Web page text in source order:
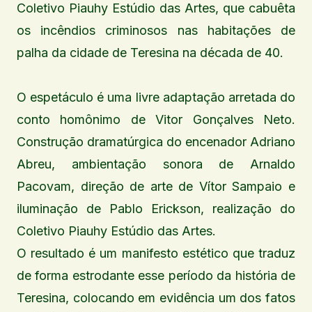
Coletivo Piauhy Estúdio das Artes, que cabuêta
os incêndios criminosos nas habitações de
palha da cidade de Teresina na década de 40.
O espetáculo é uma livre adaptação arretada do
conto homônimo de Vitor Gonçalves Neto.
Construção dramatúrgica do encenador Adriano
Abreu, ambientação sonora de Arnaldo
Pacovam, direção de arte de Vítor Sampaio e
iluminação de Pablo Erickson, realização do
Coletivo Piauhy Estúdio das Artes.
O resultado é um manifesto estético que traduz
de forma estrodante esse período da história de
Teresina, colocando em evidência um dos fatos